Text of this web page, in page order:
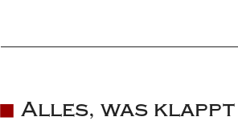
Alles, was klappt